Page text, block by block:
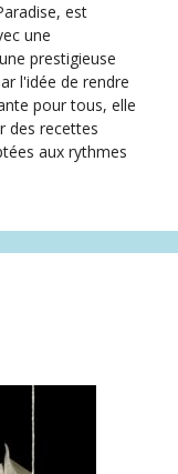
est
une
prestigieuse
l'idée de rendre
pour tous, elle
des recettes
aux rythmes